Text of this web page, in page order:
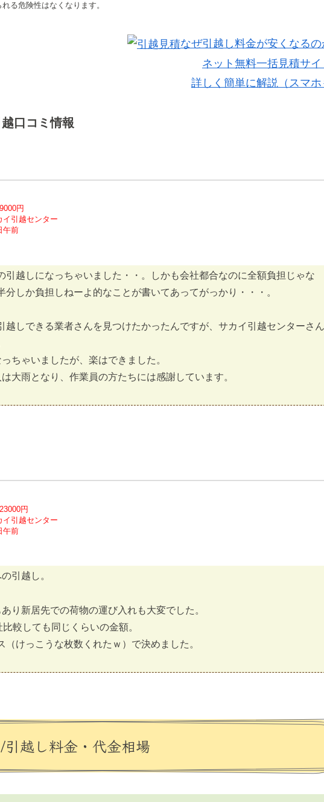
る危険性はなくなります。
なぜ引越し料金が安くなるの
ネット無料一括見積サイ
詳しく簡単に解説（スマホ
口コミ情報
円
イ引越センター
午前
引越しになっちゃいました・・。しかも会社都合なのに全額負担じゃな
しか負担しねーよ的なことが書いてあってがっかり・・・。
越しできる業者さんを見つけたかったんですが、サカイ引越センターさ
ちゃいましたが、楽はできました。
大雨となり、作業員の方たちには感謝しています。
円
イ引越センター
午前
引越し。
り新居先での荷物の運び入れも大変でした。
較しても同じくらいの金額。
けっこうな枚数くれたｗ）で決めました。
越し料金・代金相場